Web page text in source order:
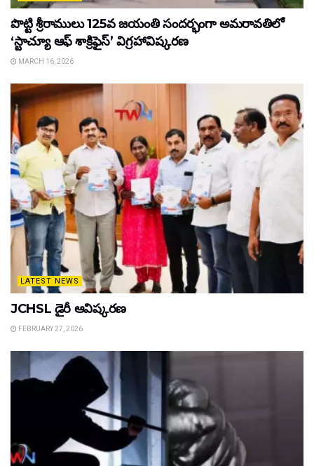
పొట్టి శ్రీరాములు 125వ జయంతి సందర్భంగా అమరావతిలో
‘స్టాచ్యూ ఆఫ్ శాక్రిఫైస్’ విగ్రహావిష్కరణ
MARCH 16, 2026
LATEST NEWS
JCHSL డైరీ ఆవిష్కరణ
FEBRUARY 27, 2026